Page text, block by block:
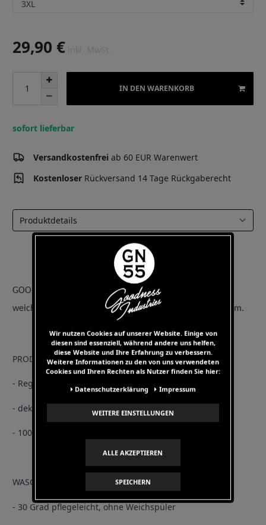
29,90 €
IN DEN WARENKORB
sofort lieferbar
Versandkostenfrei ab 60 EUR Warenwert
Kostenloser Rückversand 14 Tage Rückgaberecht
Select a tab
GOODNESS T-Shirt aus 100% Pima-Baumwolle. Dank des
weichem Tragegefühls ist es den ganzen Tag super bequem.
PRODUKT DETAILS
- Regular Fit
- dekorative Nähte am Kragen und Hüfte
- 100% Pima-Baumwolle
WASCHHINWEISE
- 30 Grad pflegeleicht, ohne Weichspüler
Wir nutzen Cookies auf unserer Website. Einige von
diesen sind essenziell, während andere uns helfen,
diese Website und Ihre Erfahrung zu verbessern.
Weitere Informationen zu den von uns verwendeten
Cookies und Ihren Rechten als Nutzer finden Sie hier:
Daten­schutz­erklärung
Impressum
WEITERE EINSTELLUNGEN
ALLE AKZEPTIEREN
SPEICHERN